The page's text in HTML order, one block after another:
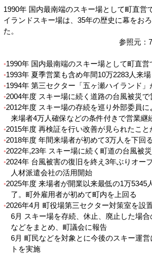
1990年 国内最南端のスキー場として町直営
イランドスキー場は、35年の歴史に幕をお
た。
参照元：
1990年 国内最南端のスキー場として町直営
1993年 夏季営業も含め年間10万2283人来場
1994年 第三セクター「五ヶ瀬ハイランド」
2004年度 スキー場に続く道路の台風被災で
2012年度 スキー場の存続を巡り外部委員に
来場者4万人確保などの条件付きで営業継
2015年度 再検証を行い改善が見られたこと
2018年度 年間来場者が初めて3万人を下回る
2022年,23年 スキー場に続く町道の台風被
2024年 台風被害の復旧を終え3年ぶりオー
人材派遣会社の活用開始
2025年度 来場者が開業以来最低の1万5345
了。町外雇用者が初めて町内を上回る
2026年4月 町役場第三セクター対策室を設
6月 スキー場を存続、休止、廃止した場
などをまとめ、町議会に報告
6月 町民などを対象とに今後のスキー運
トを実施